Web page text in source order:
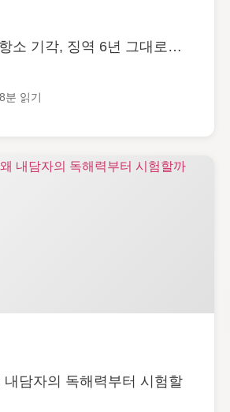
소 기각, 징역 6년 그대로…
분 읽기
내담자의 독해력부터 시험할